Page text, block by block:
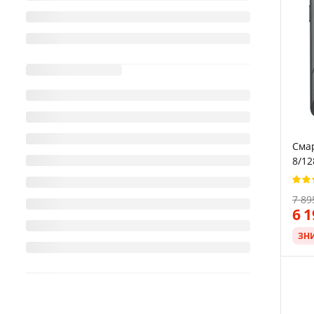
8/
7
6